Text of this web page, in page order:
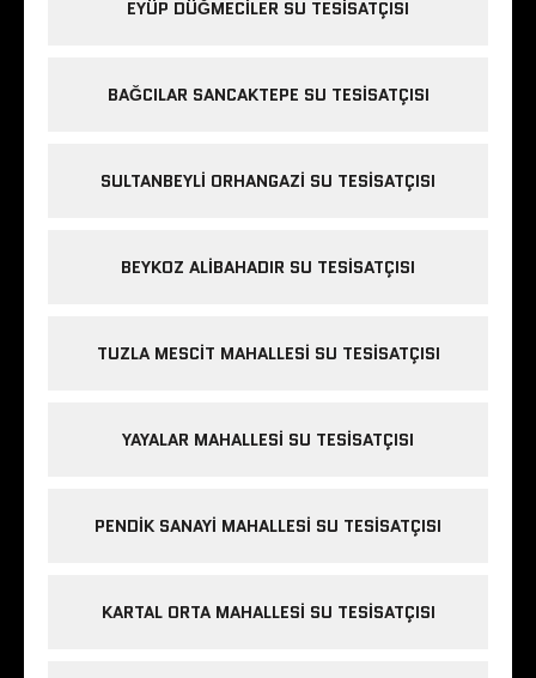
EYÜP DÜĞMECILER SU TESISATÇISI
BAĞCILAR SANCAKTEPE SU TESISATÇISI
SULTANBEYLI ORHANGAZI SU TESISATÇISI
BEYKOZ ALIBAHADIR SU TESISATÇISI
TUZLA MESCIT MAHALLESI SU TESISATÇISI
YAYALAR MAHALLESI SU TESISATÇISI
PENDIK SANAYI MAHALLESI SU TESISATÇISI
KARTAL ORTA MAHALLESI SU TESISATÇISI